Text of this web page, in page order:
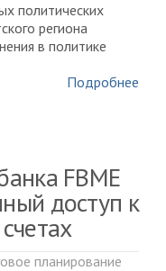
политических
региона
в политике
Подробнее
FBME
доступ к
планирование